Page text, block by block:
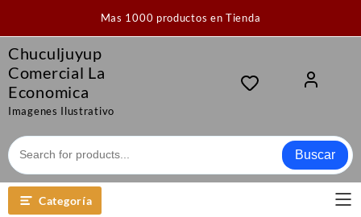
contenido
Mas 1000 productos en Tienda
Chuculjuyup
Comercial La
Economica
Imagenes Ilustrativo
Buscar
Categoría